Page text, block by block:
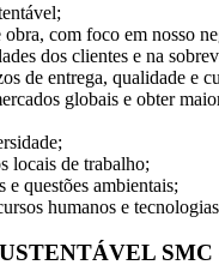
obra, com foco em nosso
dos clientes e na
de entrega, qualidade e
globais e obter
locais de trabalho;
e questões ambientais;
humanos e
SMC